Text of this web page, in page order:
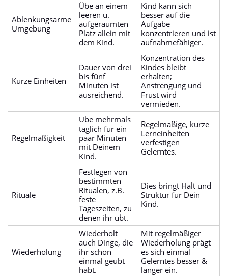
Ablenkungsarme
Umgebung
Übe an einem
leeren u.
aufgeräumten
Platz allein mit
dem Kind.
Kind kann sich
besser auf die
Aufgabe
konzentrieren und ist
aufnahmefähiger.
Kurze Einheiten
Dauer von drei
bis fünf
Minuten ist
ausreichend.
Konzentration des
Kindes bleibt
erhalten;
Anstrengung und
Frust wird
vermieden.
Regelmäßigkeit
Übe mehrmals
täglich für ein
paar Minuten
mit Deinem
Kind.
Regelmäßige, kurze
Lerneinheiten
verfestigen
Gelerntes.
Rituale
Festlegen von
bestimmten
Ritualen, z.B.
feste
Tageszeiten, zu
denen ihr übt.
Dies bringt Halt und
Struktur für Dein
Kind.
Wiederholung
Wiederholt
auch Dinge, die
ihr schon
einmal geübt
habt.
Mit regelmäßiger
Wiederholung prägt
es sich einmal
Gelerntes besser &
länger ein.